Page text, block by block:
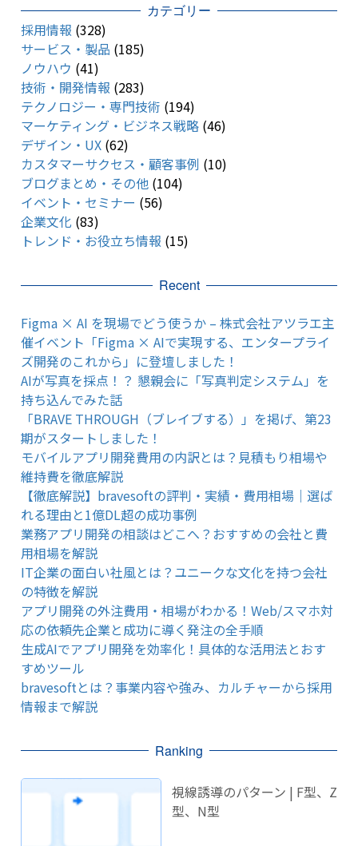
カテゴリー
採用情報 (328)
サービス・製品 (185)
ノウハウ (41)
技術・開発情報 (283)
テクノロジー・専門技術 (194)
マーケティング・ビジネス戦略(46)
デザイン・UX(62)
カスタマーサクセス・顧客事例 (10)
ブログまとめ・その他(104)
イベント・セミナー (56)
企業文化 (83)
トレンド・お役立ち情報 (15)
Recent
Figma × AI を現場でどう使うか – 株式会社アツラエ主
催イベント「Figma × AIで実現する、エンタープライ
ズ開発のこれから」に登壇しました！
AIが写真を採点！？ 懇親会に「写真判定システム」を
持ち込んでみた話
「BRAVE THROUGH（ブレイブする）」を掲げ、第23
期がスタートしました！
モバイルアプリ開発費用の内訳とは？見積もり相場や
維持費を徹底解説
【徹底解説】bravesoftの評判・実績・費用相場｜選ば
れる理由と1億DL超の成功事例
業務アプリ開発の相談はどこへ？おすすめの会社と費
用相場を解説
IT企業の面白い社風とは？ユニークな文化を持つ会社
の特徴を解説
アプリ開発の外注費用・相場がわかる！Web/スマホ対
応の依頼先企業と成功に導く発注の全手順
生成AIでアプリ開発を効率化！具体的な活用法とおす
すめツール
bravesoftとは？事業内容や強み、カルチャーから採用
情報まで解説
Ranking
視線誘導のパターン | F型、Z
型、N型